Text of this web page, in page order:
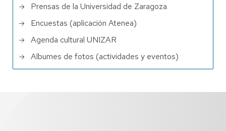
Prensas de la Universidad de Zaragoza
Encuestas (aplicación Atenea)
Agenda cultural UNIZAR
Albumes de fotos (actividades y eventos)